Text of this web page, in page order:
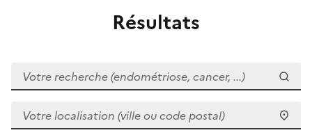
Résultats
Votre recherche (endométriose, cancer, ...)
Votre localisation (ville ou code postal)